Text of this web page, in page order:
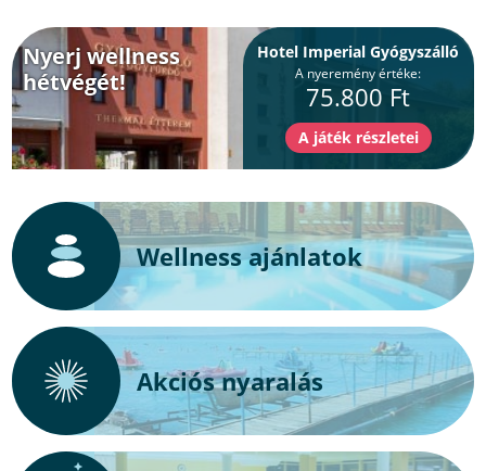
Nyerj wellness
hétvégét!
Hotel Imperial Gyógyszálló
A nyeremény értéke:
75.800 Ft
Wellness ajánlatok
Akciós nyaralás